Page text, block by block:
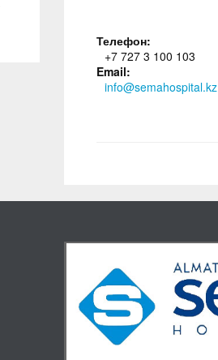
Телефон:
+7 727 3 100 103
Email:
info@semahospital.kz